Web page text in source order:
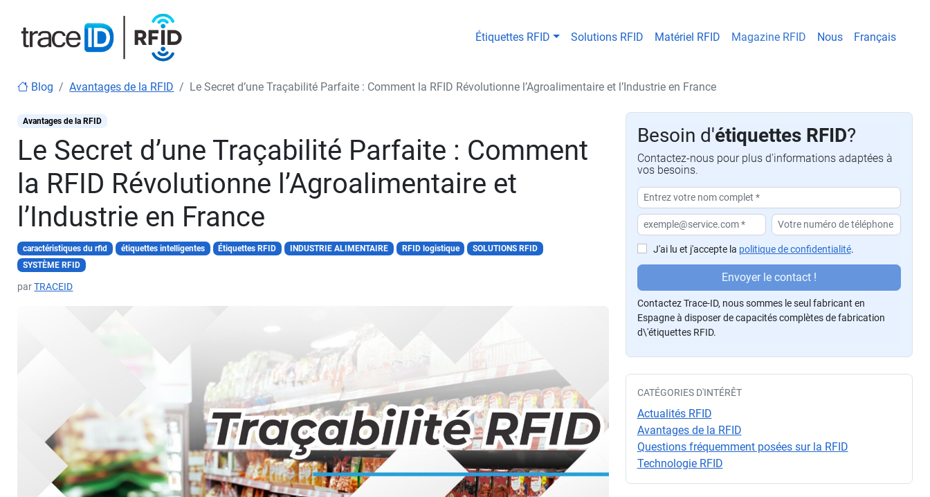
Étiquettes RFID Solutions RFID Matériel RFID Magazine RFID Nous Français
Blog Avantages de la RFID Le Secret d’une Traçabilité Parfaite : Comment la RFID Révolutionne l’Agroalimentaire et l’Industrie en France
Avantages de la RFID
Le Secret d’une Traçabilité Parfaite : Comment
la RFID Révolutionne l’Agroalimentaire et
l’Industrie en France
caractéristiques du rfid étiquettes intelligentes Étiquettes RFID INDUSTRIE ALIMENTAIRE RFID logistique
SOLUTIONS RFID
SYSTÈME RFID
parTRACEID
Besoin d'étiquettes RFID?
Contactez-nous pour plus d'informations adaptées à
vos besoins.
J'ai lu et j'accepte la politique de confidentialité.
P
or
f
a
v
or
,
d
a
e
st
e
c
Envoyer le contact !
Contactez Trace-ID, nous sommes le seul fabricant en
Espagne à disposer de capacités complètes de fabrication
d\'étiquettes RFID.
CATÉGORIES D'INTÉRÊT
Actualités RFID
Avantages de la RFID
Questions fréquemment posées sur la RFID
Technologie RFID